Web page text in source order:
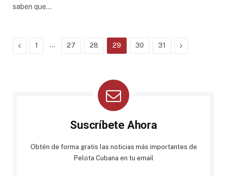
saben que…
Previous
1 … 27 28 29 30 31 Next
Suscríbete Ahora
Obtén de forma gratis las noticias más importantes de
Pelota Cubana en tu email